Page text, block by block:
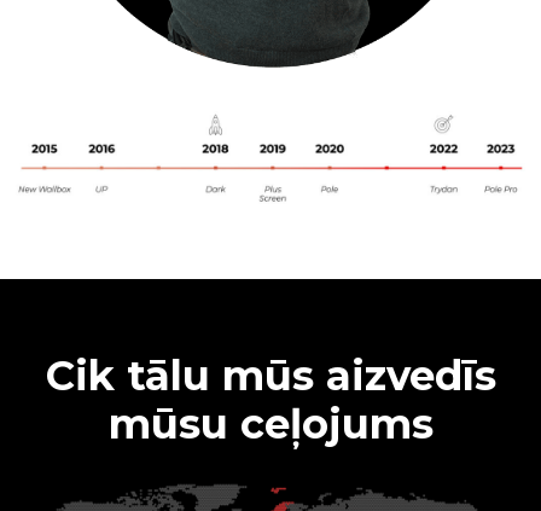
Cik tālu mūs aizvedīs
mūsu ceļojums